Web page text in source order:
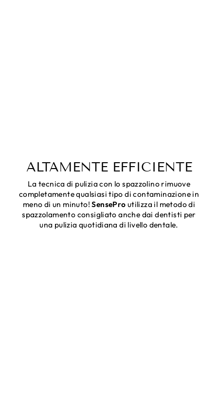
ALTAMENTE EFFICIENTE
La tecnica di pulizia con lo spazzolino rimuove
completamente qualsiasi tipo di contaminazione in
meno di un minuto!SensePro utilizza il metodo di
spazzolamento consigliato anche dai dentisti per
una pulizia quotidiana di livello dentale.